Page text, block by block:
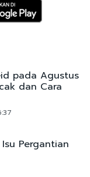
pada Agustus
dan Cara
Pergantian